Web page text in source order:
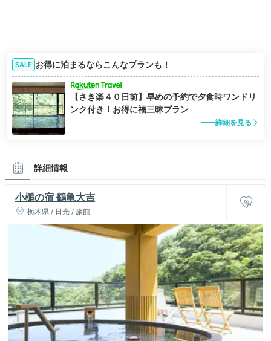
SALE お得に泊まるならこんなプランも！
【さき楽４０日前】早めの予約で夕食時ワンドリ
ンク付き！お得に福三昧プラン
詳細を見る
詳細情報
小槌の宿 鶴亀大吉
栃木県 / 日光 / 旅館